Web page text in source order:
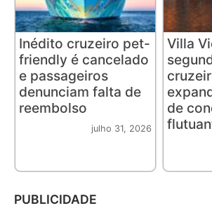
Inédito cruzeiro pet-
friendly é cancelado
e passageiros
denunciam falta de
reembolso
julho 31, 2026
Villa
de
PUBLICIDADE